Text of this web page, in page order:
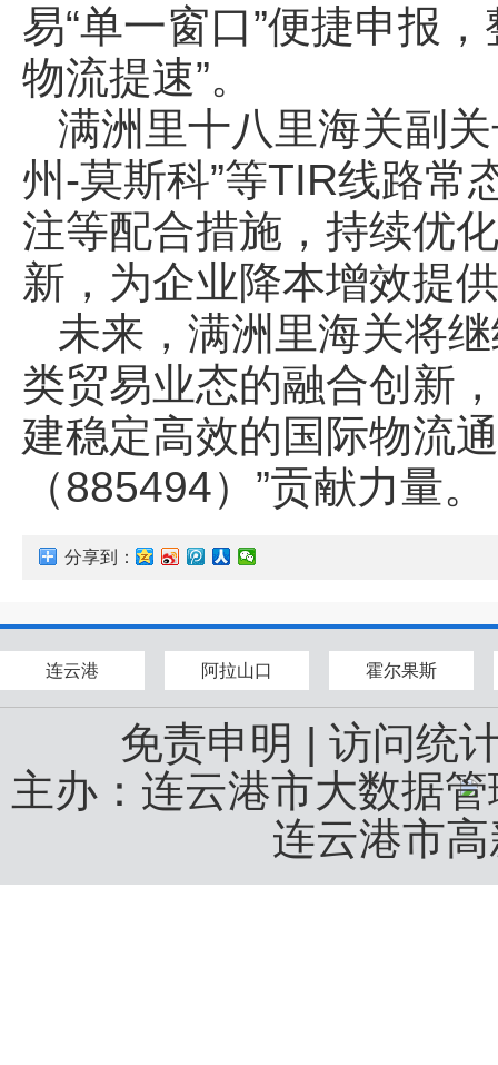
易“单一窗口”便捷申报
物流提速”。
满洲里十八里海关副
州-莫斯科”等TIR线路常
注等配合措施，持续优
新，为企业降本增效提
未来，满洲里海关将
类贸易业态的融合创新
建稳定高效的国际物流
（885494）”贡献力量。
分享到：
连云港 阿拉山口 霍尔果斯
免责申明 | 访问统
主办：连云港市大数据
连云港市